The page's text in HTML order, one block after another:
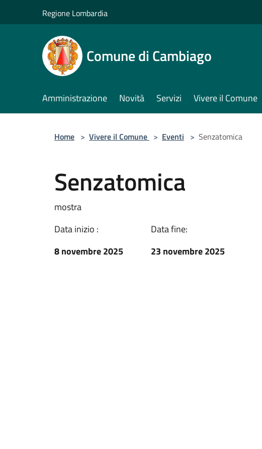
Regione Lombardia
Comune di Cambiago
Amministrazione Novità Servizi Vivere il Comune
Home > Vivere il Comune > Eventi > Senzatomica
Senzatomica
mostra
Data inizio :
8 novembre 2025
Data fine:
23 novembre 2025